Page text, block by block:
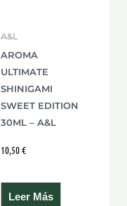
A&L
AROMA
ULTIMATE
SHINIGAMI
SWEET EDITION
30ML – A&L
10,50€
Leer Más